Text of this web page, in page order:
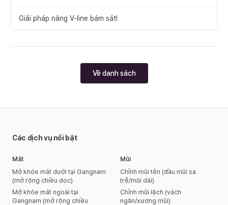
Giải pháp nâng V-line bám sát!
Về danh sách
Các dịch vụ nổi bật
Mắt
Mở khóe mắt dưới tại Gangnam
(mở rộng chiều dọc)
Mở khóe mắt ngoài tại
Gangnam (mở rộng chiều
Mũi
Chỉnh mũi tên (đầu mũi sa
trễ/mũi dài)
Chỉnh mũi lệch (vách
ngăn/xương mũi)